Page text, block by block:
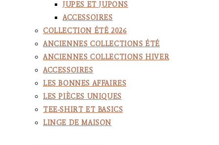
JUPES ET JUPONS
ACCESSOIRES
COLLECTION ÉTÉ 2026
ANCIENNES COLLECTIONS ÉTÉ
ANCIENNES COLLECTIONS HIVER
ACCESSOIRES
LES BONNES AFFAIRES
LES PIÈCES UNIQUES
TEE-SHIRT ET BASICS
LINGE DE MAISON